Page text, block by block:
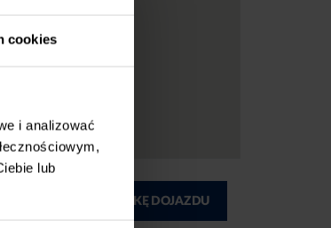
cookies
i analizować
lub
DRUKUJ MAPKĘ DOJAZDU